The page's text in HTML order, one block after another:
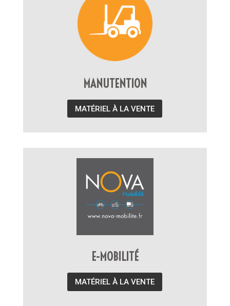
MANUTENTION
MATÉRIEL À LA VENTE
E-MOBILITÉ
MATÉRIEL À LA VENTE